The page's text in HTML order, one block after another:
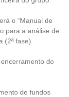
o “Manual de
para a análise de
(2ª fase).
do
de fundos